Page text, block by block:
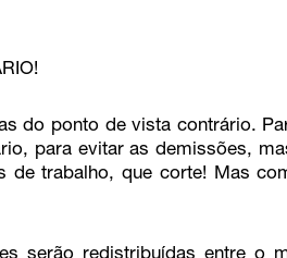
do ponto de vista contrário.
para evitar as demissões,
de trabalho, que corte! Mas